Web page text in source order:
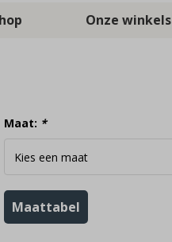
Onze winkels
Maat: *
Maattabel